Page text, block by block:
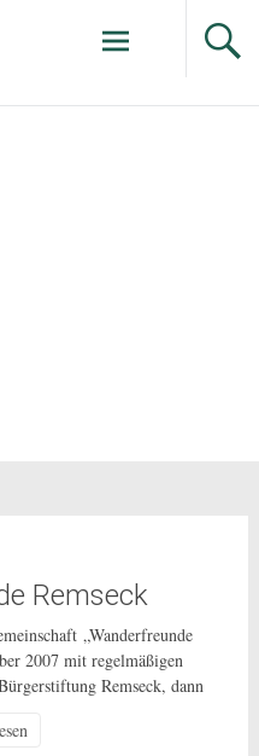
Remseck
„Wanderfreunde
2007 mit regelmäßigen
Remseck, dann
alle Bürgerinnen und Bürger